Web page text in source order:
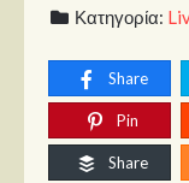
Σειρές
Βιβλία
Video
Καλλιτέχνες
Κατηγορία:
Share
Pin
Share